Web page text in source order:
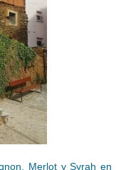
Merlot y Syrah en